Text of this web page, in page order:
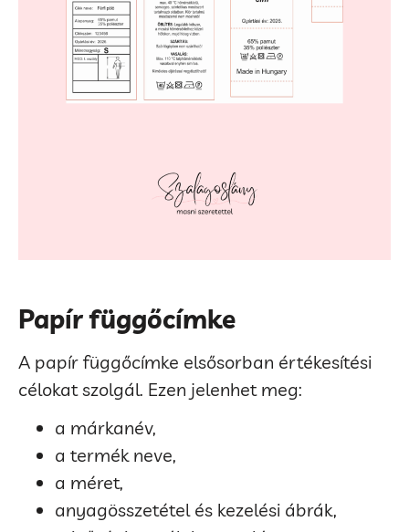
Papír függőcímke
A papír függőcímke elsősorban értékesítési
célokat szolgál. Ezen jelenhet meg:
a márkanév,
a termék neve,
a méret,
anyagösszetétel és kezelési ábrák,